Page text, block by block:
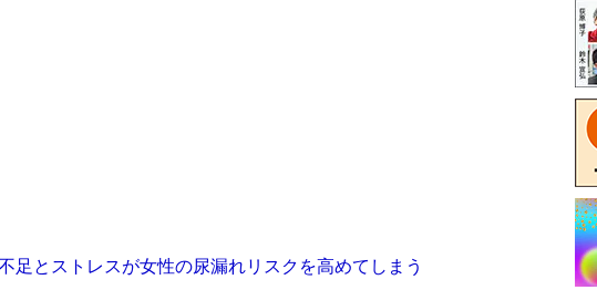
足とストレスが女性の尿漏れリスクを高めてしまう